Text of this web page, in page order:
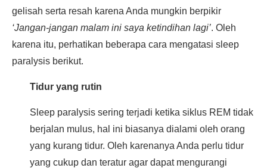
gelisah serta resah karena Anda mungkin berpikir
‘Jangan-jangan malam ini saya ketindihan lagi’. Oleh
karena itu, perhatikan beberapa cara mengatasi sleep
paralysis berikut.
Tidur yang rutin
Sleep paralysis sering terjadi ketika siklus REM tidak
berjalan mulus, hal ini biasanya dialami oleh orang
yang kurang tidur. Oleh karenanya Anda perlu tidur
yang cukup dan teratur agar dapat mengurangi